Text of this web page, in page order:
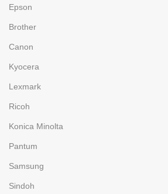
Epson
Brother
Canon
Kyocera
Lexmark
Ricoh
Konica Minolta
Pantum
Samsung
Sindoh